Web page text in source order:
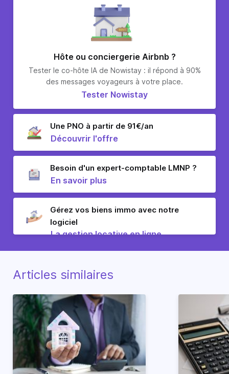
Hôte ou conciergerie Airbnb ?
Tester le co-hôte IA de Nowistay : il répond à 90%
des messages voyageurs à votre place.
Tester Nowistay
Une PNO à partir de 91€/an
Découvrir l'offre
Besoin d'un expert-comptable LMNP ?
En savoir plus
Gérez vos biens immo avec notre
logiciel
La gestion locative en ligne
Articles similaires